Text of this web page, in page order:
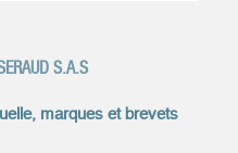
S.A.S
marques et brevets